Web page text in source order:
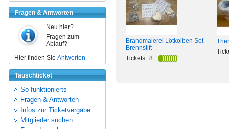
Fragen & Antworten
Neu hier?
Fragen zum
Ablauf?
Hier finden Sie Antworten
Tauschticket
So funktionierts
Fragen & Antworten
Infos zur Ticketvergabe
Mitglieder suchen
Brandmalerei Lötkolben Set
Brennstift
Tickets: 8